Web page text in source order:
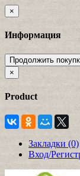
×
Информация
Продолжить
×
Product
Закладки (0)
Вход/